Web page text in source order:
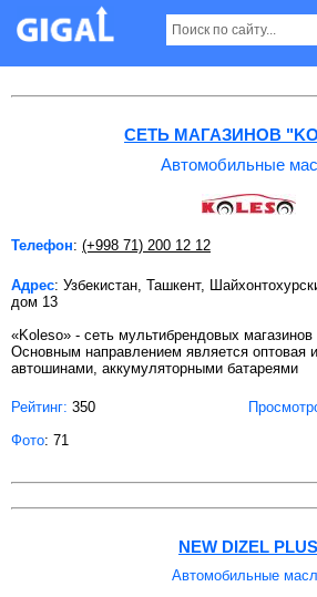
Автомобильные масла в
СЕТЬ МАГАЗИНОВ
Автомобильные
Телефон: (+998 71) 200 12 12
Адрес: Узбекистан, Ташкент,
дом 13
«Koleso» - сеть мультибрендовых
Основным направлением является оптовая
автошинами, аккумуляторными батареями
Рейтинг: 350
Фото: 71
NEW DIZEL PLUS
Автомобильные